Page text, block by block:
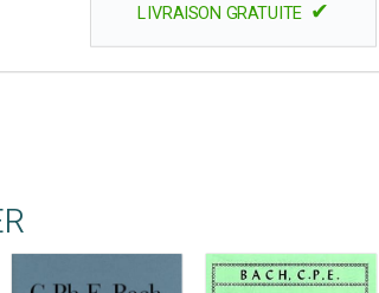
LIVRAISON GRATUITE ✔